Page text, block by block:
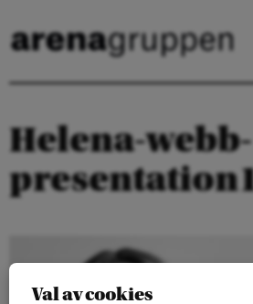
Helena-webb-
Val av cookies